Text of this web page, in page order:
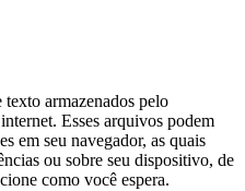
armazenados pelo
Esses arquivos podem
em seu navegador, as quais
ou sobre seu dispositivo, de
como você espera.